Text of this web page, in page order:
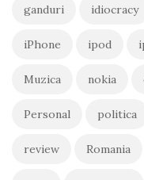
ganduri idiocracy
iPhone ipod
Muzica nokia
Personal politica
review Romania